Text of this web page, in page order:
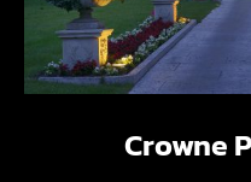
Crowne